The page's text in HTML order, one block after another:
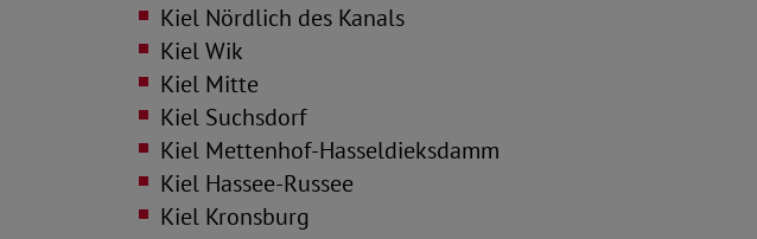
Kiel Nördlich des Kanals
Kiel Wik
Kiel Mitte
Kiel Suchsdorf
Kiel Mettenhof-Hasseldieksdamm
Kiel Hassee-Russee
Kiel Kronsburg